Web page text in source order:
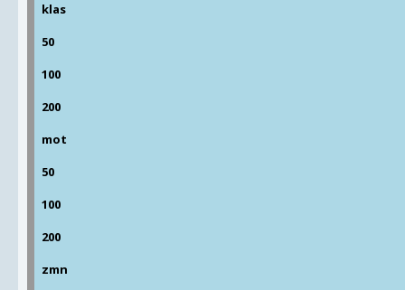
klas
50
100
200
mot
50
100
200
zmn